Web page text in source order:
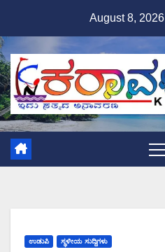
content
August 8, 2026
ಉಡುಪಿ ಸ್ಥಳೀಯ ಸುದ್ದಿಗಳು